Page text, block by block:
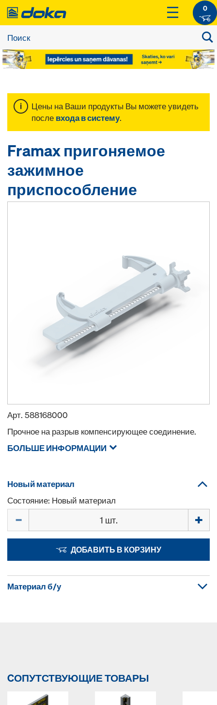
0
Цены на Ваши продукты Вы можете увидеть
после входа в систему.
Framax пригоняемое
зажимное
приспособление
Арт. 588168000
Прочное на разрыв компенсирующее соединение.
БОЛЬШЕ ИНФОРМАЦИИ
Новый материал
Состояние: Новый материал
ДОБАВИТЬ В КОРЗИНУ
Материал б/у
CОПУТСТВУЮЩИЕ ТОВАРЫ